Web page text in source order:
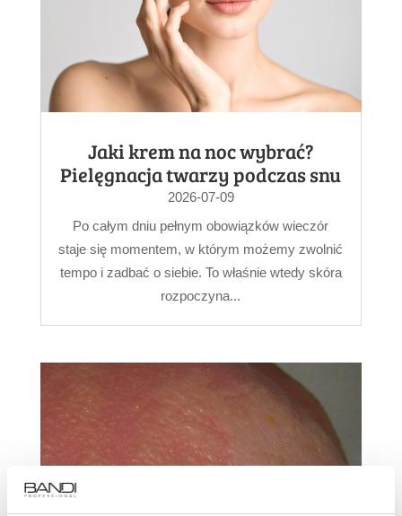
Jaki krem na noc wybrać?
Pielęgnacja twarzy podczas snu
2026-07-09
Po całym dniu pełnym obowiązków wieczór
staje się momentem, w którym możemy zwolnić
tempo i zadbać o siebie. To właśnie wtedy skóra
rozpoczyna...